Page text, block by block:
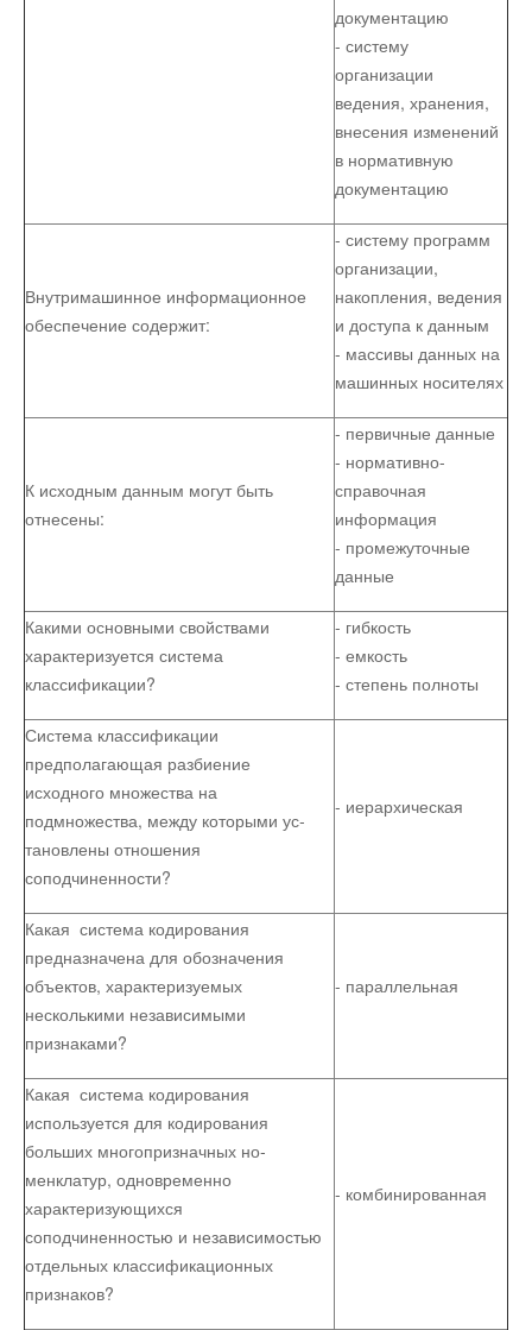
документацию
- систему
организации
ведения, хранения,
внесения изменений
в нормативную
документацию
Внутримашинное информационное
обеспечение содержит:
- систему программ
организации,
накопления, ведения
и доступа к данным
- массивы данных на
машинных носителях
К исходным данным могут быть
отнесены:
- первичные данные
- нормативно-
справоч­ная
информация
- промежуточные
дан­ные
Какими основными свойствами
характеризуется система
классификации?
- гибкость
- емкость
- степень полноты
Система классификации
предполагающая разбие­ние
исходного множества на
подмножества, между которыми ус­
тановлены отношения
соподчиненности?
- иерархическая
Какая система кодирования
предназначена для обозначения
объектов, характеризуемых
несколькими независи­мыми
признаками?
- параллельная
Какая система кодирования
используется для кодирования
больших многопризначных но­
менклатур, одновременно
характеризующихся
соподчиненностью и независимостью
отдельных классификационных
признаков?
- комбинированная